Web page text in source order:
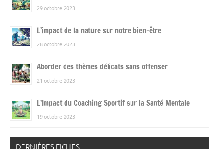
29 octobre 2023
L’impact de la nature sur notre bien-être
28 octobre 2023
Aborder des thèmes délicats sans offenser
21 octobre 2023
L’Impact du Coaching Sportif sur la Santé Mentale
19 octobre 2023
DERNIÈRES FICHES